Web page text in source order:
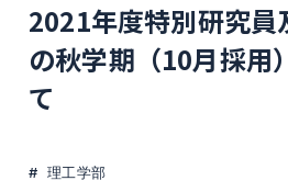
2021年度特別研究員
の秋学期（10月採用
て
理工学部